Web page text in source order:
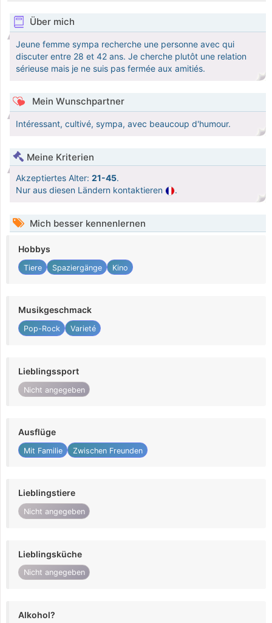
Über mich
Jeune femme sympa recherche une personne avec qui
discuter entre 28 et 42 ans. Je cherche plutôt une relation
sérieuse mais je ne suis pas fermée aux amitiés.
Mein Wunschpartner
Intéressant, cultivé, sympa, avec beaucoup d'humour.
Meine Kriterien
Akzeptiertes Alter: 21-45.
Nur aus diesen Ländern kontaktieren
.
Mich besser kennenlernen
Hobbys
Tiere Spaziergänge Kino
Musikgeschmack
Pop-Rock Varieté
Lieblingssport
Nicht angegeben
Ausflüge
Mit Familie Zwischen Freunden
Lieblingstiere
Nicht angegeben
Lieblingsküche
Nicht angegeben
Alkohol?